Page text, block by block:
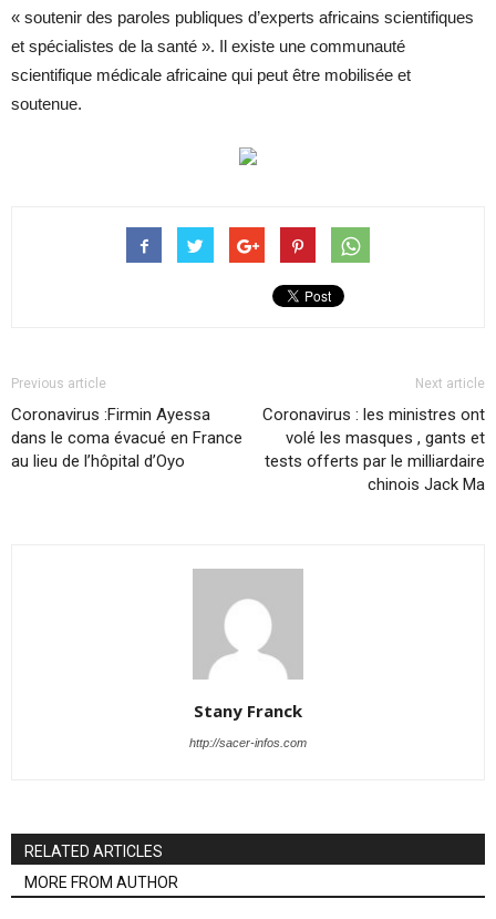
« soutenir des paroles publiques d’experts africains scientifiques
et spécialistes de la santé ». Il existe une communauté
scientifique médicale africaine qui peut être mobilisée et
soutenue.
Previous article
Coronavirus :Firmin Ayessa
dans le coma évacué en France
au lieu de l’hôpital d’Oyo
Next article
Coronavirus : les ministres ont
volé les masques , gants et
tests offerts par le milliardaire
chinois Jack Ma
Stany Franck
http://sacer-infos.com
RELATED ARTICLES
MORE FROM AUTHOR